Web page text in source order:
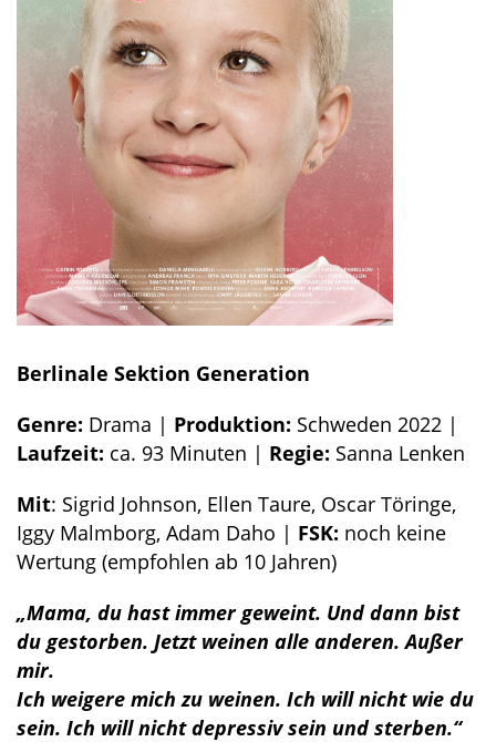
Berlinale Sektion Generation
Genre: Drama | Produktion: Schweden 2022 |
Laufzeit: ca. 93 Minuten | Regie: Sanna Lenken
Mit: Sigrid Johnson, Ellen Taure, Oscar Töringe,
Iggy Malmborg, Adam Daho | FSK: noch keine
Wertung (empfohlen ab 10 Jahren)
„Mama, du hast immer geweint. Und dann bist
du gestorben. Jetzt weinen alle anderen. Außer
mir.
Ich weigere mich zu weinen. Ich will nicht wie du
sein. Ich will nicht depressiv sein und sterben.“